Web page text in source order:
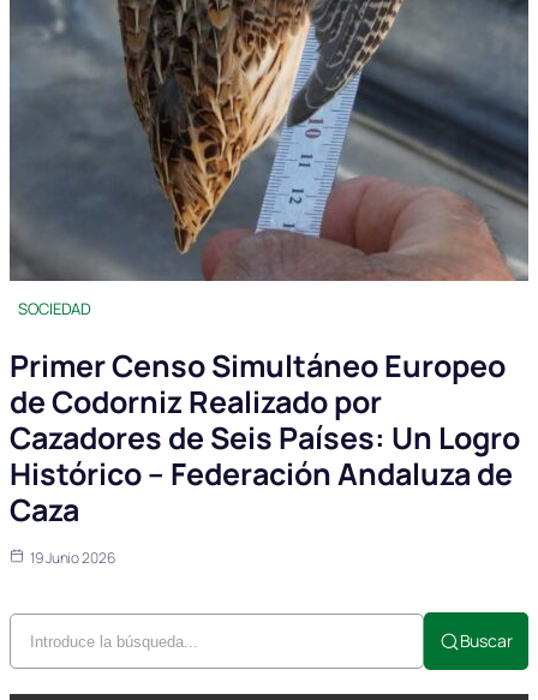
SOCIEDAD
Primer Censo Simultáneo Europeo
de Codorniz Realizado por
Cazadores de Seis Países: Un Logro
Histórico – Federación Andaluza de
Caza
19 Junio 2026
Buscar